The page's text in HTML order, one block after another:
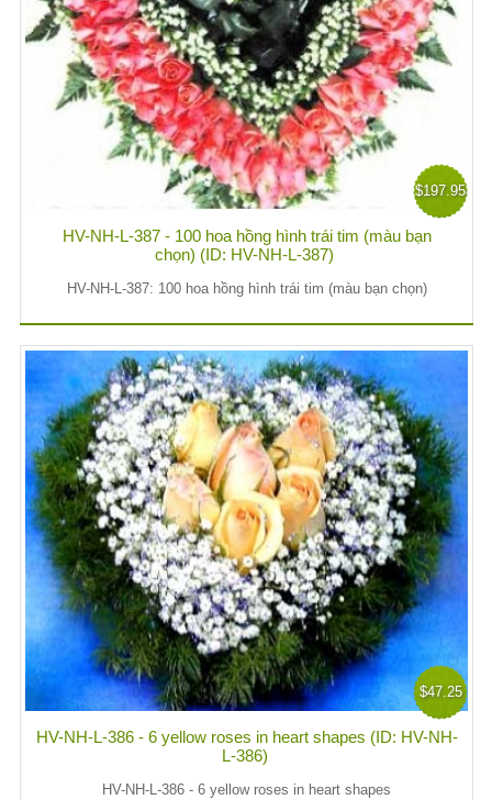
$197.95
HV-NH-L-387 - 100 hoa hồng hình trái tim (màu bạn
chọn) (ID: HV-NH-L-387)
HV-NH-L-387: 100 hoa hồng hình trái tim (màu bạn chọn)
$47.25
HV-NH-L-386 - 6 yellow roses in heart shapes (ID: HV-NH-
L-386)
HV-NH-L-386 - 6 yellow roses in heart shapes